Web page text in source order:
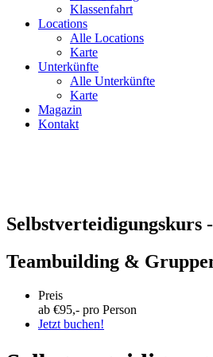
Klassenfahrt
Locations
Alle Locations
Karte
Unterkünfte
Alle Unterkünfte
Karte
Magazin
Kontakt
Selbstverteidigungskurs
Teambuilding &
Preis
ab €95,- pro Person
Jetzt buchen!